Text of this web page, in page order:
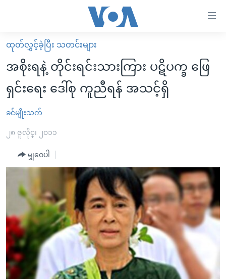
လွယ်ကူ
စေ
သည့်
Link
များ
ပင်မ
ကြည့်
ပင်မ
အ
ညွန်း
စာမျက်နှာ
သို့
မူလစာမျက်နှာ
မြန်မာ
ကမ္ဘာ့သတင်းများ
နိုင်ငံတကာ
အစ္စရေး-ပါလက်စတိုင်း
ဗွီဒီယို
အင်္ဂလိပ်စာလေ့လာမယ်
အမေရိကန်သုံးအီဒီယံ
မကြေးမုံရဲ့ အင်္ဂလိပ်စာ
ရုပ်ရှင်ထဲက အင်္ဂလိပ်စာ
သုတပဒေသာ အင်္ဂလိပ်စာ
အပတ်စဉ်ကဏ္ဍများ
ရေဒီယို
တီဗွီ
ရေဒီယိုနှင့်ရုပ်သံ အချက်အလက်များ
ရေဒီယို/တီဗွီအစီအစဉ်
Learning English
ဗွီအိုအေ လူမှုကွန်ယက်များ
ထုတ်လွှင့်ခဲ့ပြီး သတင်းများ
အစိုးရနဲ့ တိုင်းရင်းသားကြား ပဋိပက္ခ ဖြေ
ရှင်းရေး ဒေါ်စု ကူညီရန် အသင့်ရှိ
ခင်မျိုးသက်
၂၈ ဇူလိုင္၊ ၂၀၁၁
မျှဝေပါ